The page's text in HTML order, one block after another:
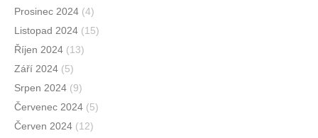
Prosinec 2024 (4)
Listopad 2024 (15)
Říjen 2024 (13)
Září 2024 (5)
Srpen 2024 (9)
Červenec 2024 (5)
Červen 2024 (12)